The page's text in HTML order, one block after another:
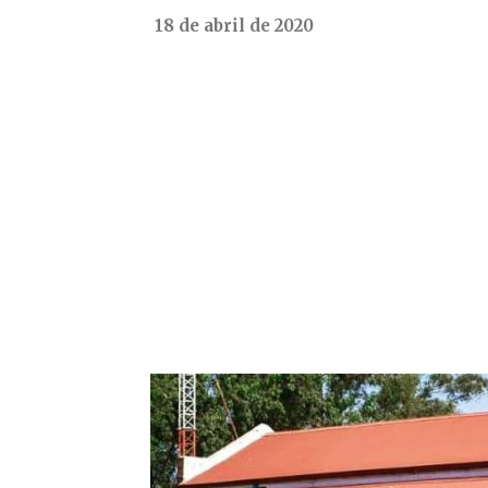
18 de abril de 2020